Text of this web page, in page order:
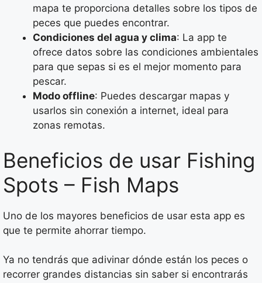
mapa te proporciona detalles sobre los tipos de
peces que puedes encontrar.
Condiciones del agua y clima: La app te
ofrece datos sobre las condiciones ambientales
para que sepas si es el mejor momento para
pescar.
Modo offline: Puedes descargar mapas y
usarlos sin conexión a internet, ideal para
zonas remotas.
Beneficios de usar Fishing
Spots – Fish Maps
Uno de los mayores beneficios de usar esta app es
que te permite ahorrar tiempo.
Ya no tendrás que adivinar dónde están los peces o
recorrer grandes distancias sin saber si encontrarás